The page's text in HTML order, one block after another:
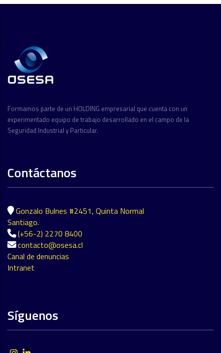
Formamos parte de un HOLDING empresarial que cuenta con un
experimentado equipo de trabajo desarrollado en el campo de la
Seguridad Industrial y Particular.
Contáctanos
Gonzalo Bulnes #2451, Quinta Normal
Santiago.
(+56-2) 2270 8400
contacto@osesa.cl
Canal de denuncias
Intranet
Síguenos